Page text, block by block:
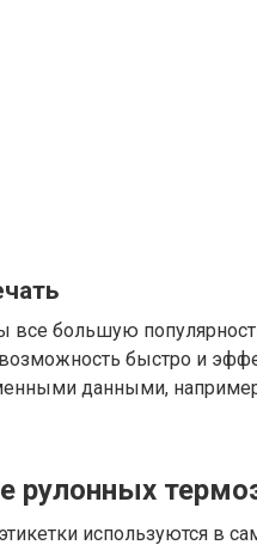
все большую
быстро и
данными,
рулонных
используются в